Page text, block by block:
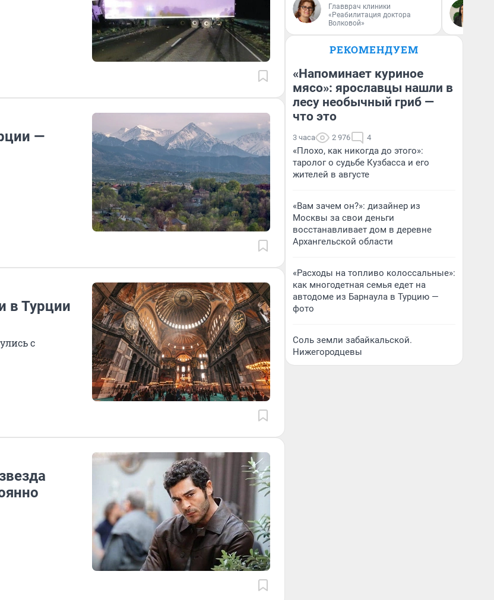
—
в Турции
с
Главврач клиники
«Реабилитация доктора
Волковой»
РЕКОМЕНДУЕМ
«Напоминает куриное
мясо»: ярославцы нашли в
лесу необычный гриб —
что это
3 часа 2 976 4
«Плохо, как никогда до этого»:
таролог о судьбе Кузбасса и его
жителей в августе
«Вам зачем он?»: дизайнер из
Москвы за свои деньги
восстанавливает дом в деревне
Архангельской области
«Расходы на топливо колоссальные»:
как многодетная семья едет на
автодоме из Барнаула в Турцию —
фото
Соль земли забайкальской.
Нижегородцевы